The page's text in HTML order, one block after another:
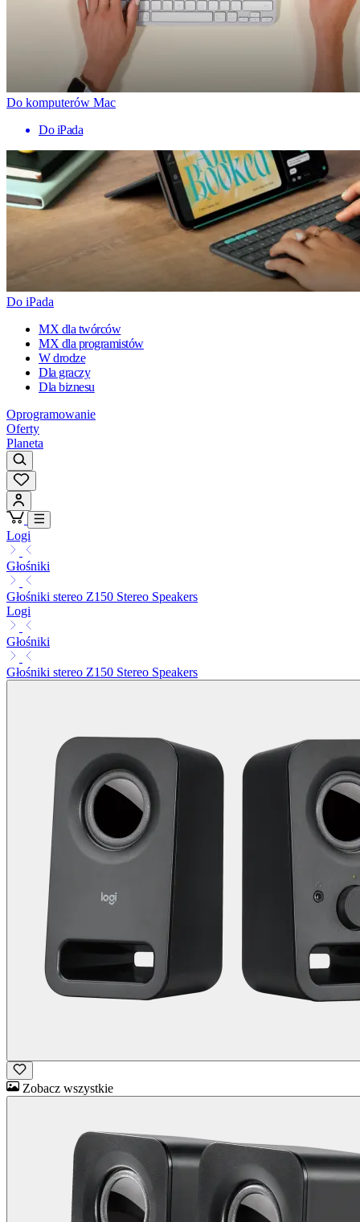
Do komputerów Mac
Do iPada
Do iPada
MX dla twórców
MX dla programistów
W drodze
Dla graczy
Dla biznesu
Oprogramowanie
Oferty
Planeta
Logi
Głośniki
Głośniki stereo Z150 Stereo Speakers
Logi
Głośniki
Głośniki stereo Z150 Stereo Speakers
Zobacz wszystkie